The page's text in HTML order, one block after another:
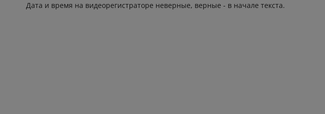
Дата и время на видеорегистраторе неверные, верные - в начале текста.